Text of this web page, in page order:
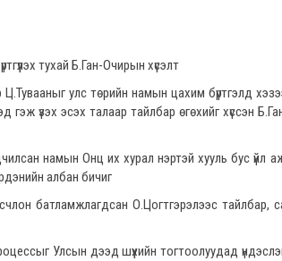
тухай Б.Ган-Очирын хүсэлт
Ц.Тувааныг улс төрийн намын цахим бүртгэлд
үзэх эсэх талаар тайлбар өгөхийг хүссэн
намын Онц их хурал нэртэй хууль бус үйл
албан бичиг
батламжлагдсан О.Цогтгэрэлээс тайлбар,
Улсын дээд шүүхийн тогтоолуудад